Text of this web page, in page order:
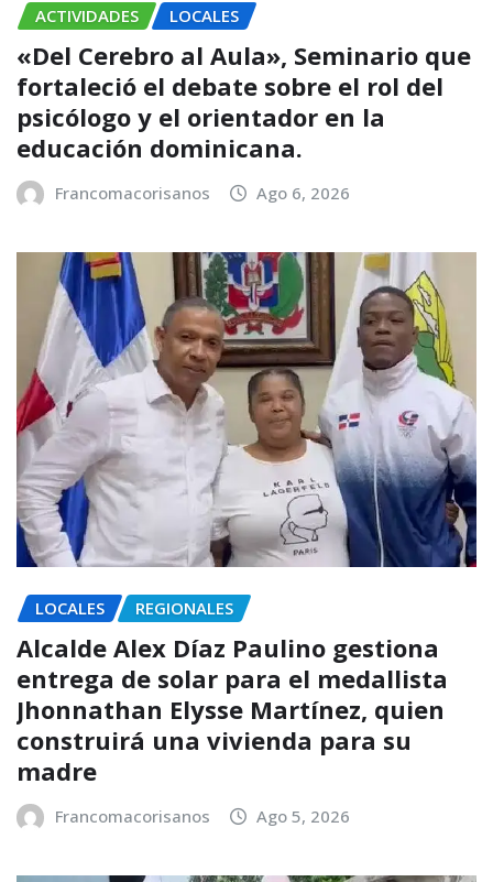
ACTIVIDADES LOCALES
«Del Cerebro al Aula», Seminario que
fortaleció el debate sobre el rol del
psicólogo y el orientador en la
educación dominicana.
Francomacorisanos Ago 6, 2026
LOCALES REGIONALES
Alcalde Alex Díaz Paulino gestiona
entrega de solar para el medallista
Jhonnathan Elysse Martínez, quien
construirá una vivienda para su
madre
Francomacorisanos Ago 5, 2026